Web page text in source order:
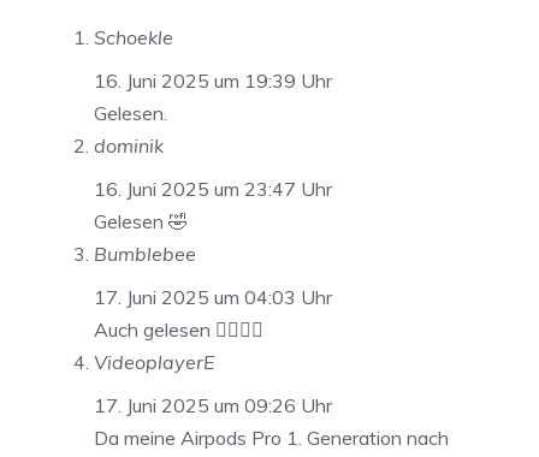
Schoekle
16. Juni 2025 um 19:39 Uhr
Gelesen.
dominik
16. Juni 2025 um 23:47 Uhr
Gelesen 🤣
Bumblebee
17. Juni 2025 um 04:03 Uhr
Auch gelesen 👍🏼👍🏼
VideoplayerE
17. Juni 2025 um 09:26 Uhr
Da meine Airpods Pro 1. Generation nach